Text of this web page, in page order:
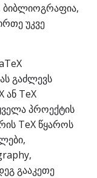
უკვე
გაძლევს
ან TeX
პროექტის
TeX წყაროს
გააკეთე